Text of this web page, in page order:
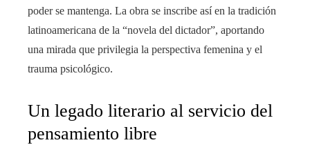
poder se mantenga. La obra se inscribe así en la tradición
latinoamericana de la “novela del dictador”, aportando
una mirada que privilegia la perspectiva femenina y el
trauma psicológico.
Un legado literario al servicio del
pensamiento libre